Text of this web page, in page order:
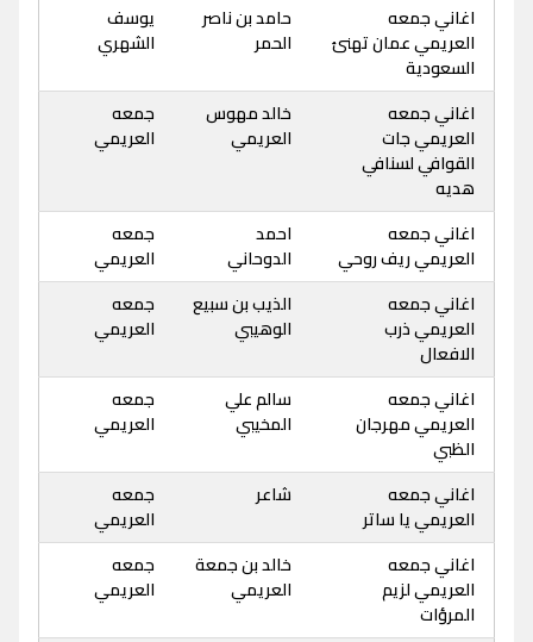
اغاني جمعه
العريمي عمان تهنئ
السعودية
حامد بن ناصر
الحمر
يوسف
الشهري
اغاني جمعه
العريمي جات
القوافي لسنافي
هديه
خالد مهوس
العريمي
جمعه
العريمي
اغاني جمعه
العريمي ريف روحي
احمد
الدوحاني
جمعه
العريمي
اغاني جمعه
العريمي ذرب
الافعال
الذيب بن سبيع
الوهيبي
جمعه
العريمي
اغاني جمعه
العريمي مهرجان
الظبي
سالم علي
المخيبي
جمعه
العريمي
اغاني جمعه
العريمي يا ساتر
شاعر
جمعه
العريمي
اغاني جمعه
العريمي لزيم
المرؤات
خالد بن جمعة
العريمي
جمعه
العريمي